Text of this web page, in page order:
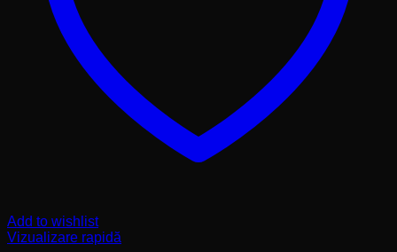
Add to wishlist
Vizualizare rapidă